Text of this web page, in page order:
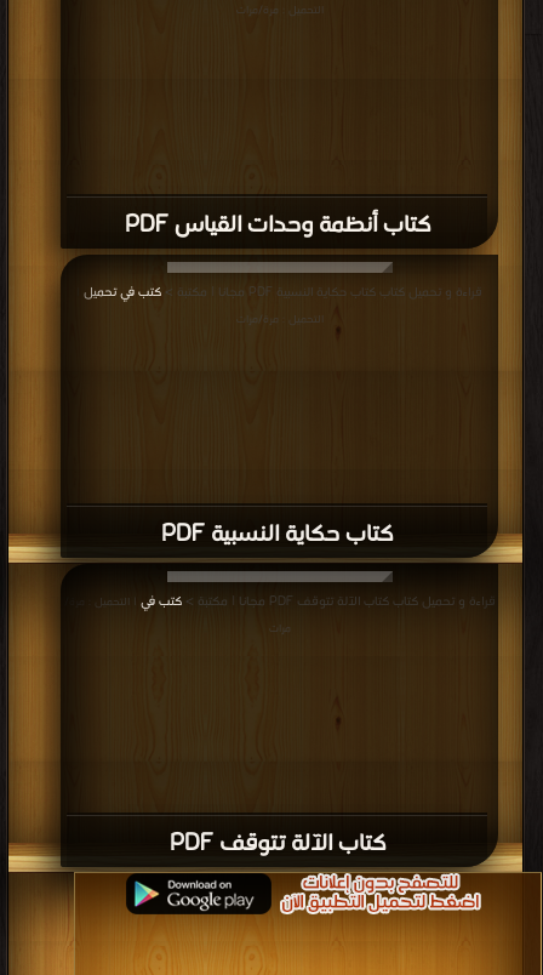
كتاب أنظمة وحدات القياس PDF
التحميل : مرة/مرات
كتاب حكاية النسبية PDF
قراءة و تحميل كتاب كتاب حكاية النسبية PDF مجانا | مكتبة > كتب في تحميل
التحميل : مرة/مرات
كتاب الآلة تتوقف PDF
قراءة و تحميل كتاب كتاب الآلة تتوقف PDF مجانا | مكتبة > كتب في
| التحميل : مرة/
مرات